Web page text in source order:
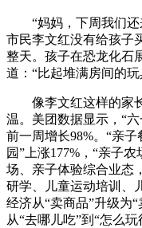
“妈妈，下周我们还
市民李文红没有给孩子
整天。孩子在恐龙化石
道：“比起堆满房间的
像李文红这样的家长
温。美团数据显示，“
前一周增长98%。“亲
园”上涨177%，“亲子
场、亲子体验综合业态
研学、儿童运动培训、
经济从“卖商品”升级为
从“去哪儿吃”到“怎么